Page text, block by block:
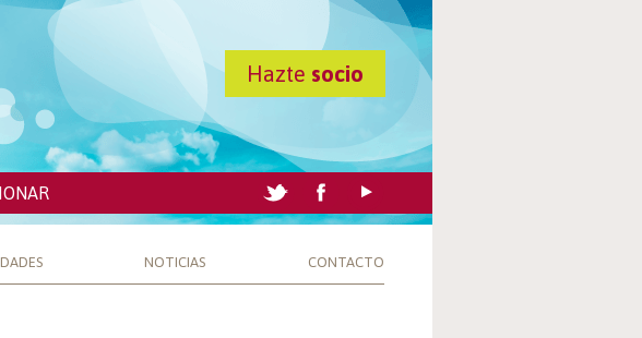
Hazte socio
NOTICIAS CONTACTO